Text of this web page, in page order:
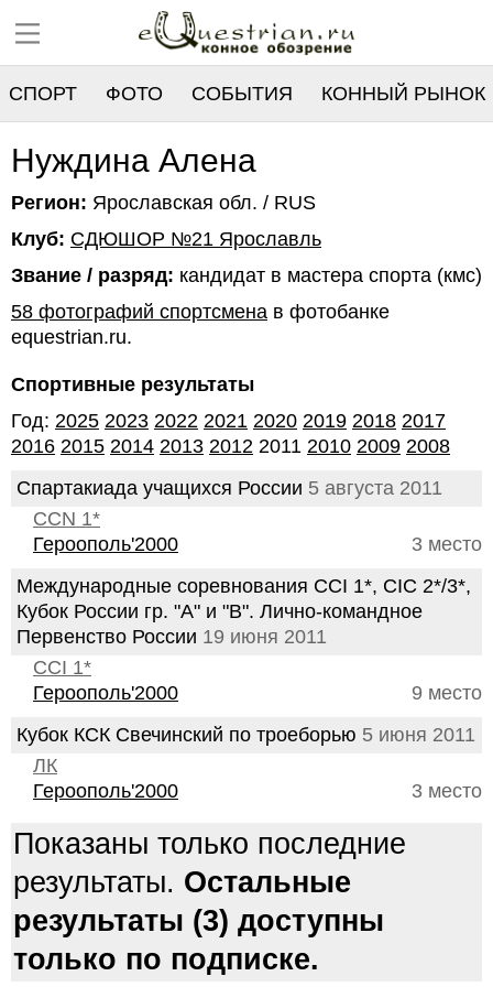
СПОРТ ФОТО СОБЫТИЯ КОННЫЙ РЫНОК
РЕЕСТР
Нуждина Алена
Регион: Ярославская обл. / RUS
Клуб: СДЮШОР №21 Ярославль
Звание / разряд: кандидат в мастера спорта (кмс)
58 фотографий спортсмена в фотобанке
equestrian.ru.
Спортивные результаты
Год: 2025 2023 2022 2021 2020 2019 2018 2017
2016 2015 2014 2013 2012 2011 2010 2009 2008
Спартакиада учащихся России 5 августа 2011
CCN 1*
3 место
Героополь'2000
Международные соревнования CCI 1*, CIC 2*/3*,
Кубок России гр. "А" и "В". Лично-командное
Первенство России 19 июня 2011
CCI 1*
9 место
Героополь'2000
Кубок КСК Свечинский по троеборью 5 июня 2011
ЛК
3 место
Героополь'2000
Показаны только последние
результаты. Остальные
результаты (3) доступны
только по подписке.